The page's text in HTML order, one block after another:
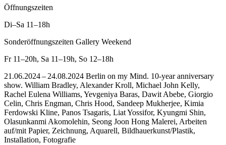
Öffnungszeiten
Di–Sa 11–18h
Sonderöffnungszeiten Gallery Weekend
Fr 11–20h, Sa 11–19h, So 12–18h
21.06.2024 – 24.08.2024 Berlin on my Mind. 10-year anniversary
show. William Bradley, Alexander Kroll, Michael John Kelly,
Rachel Eulena Williams, Yevgeniya Baras, Dawit Abebe, Giorgio
Celin, Chris Engman, Chris Hood, Sandeep Mukherjee, Kimia
Ferdowski Kline, Panos Tsagaris, Liat Yossifor, Kyungmi Shin,
Olasunkanmi Akomolehin, Seong Joon Hong Malerei, Arbeiten
auf/mit Papier, Zeichnung, Aquarell, Bildhauerkunst/Plastik,
Installation, Fotografie